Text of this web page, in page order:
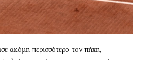
ακόμη περισσότερο τον πήχη,